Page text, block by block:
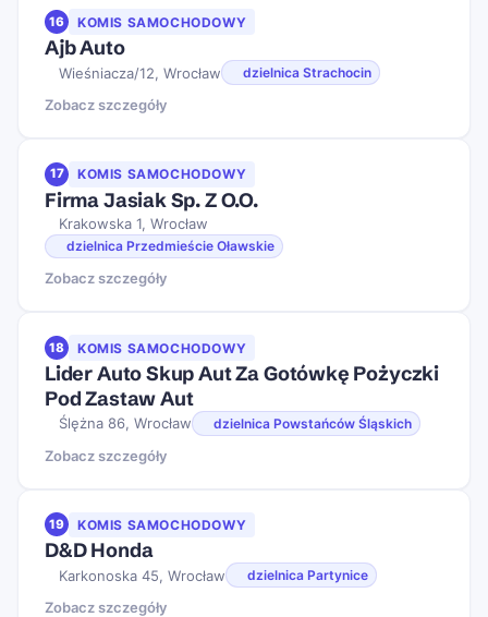
16 KOMIS SAMOCHODOWY
Ajb Auto
Wieśniacza/12, Wrocław dzielnica Strachocin
Zobacz szczegóły
17 KOMIS SAMOCHODOWY
Firma Jasiak Sp. Z O.O.
Krakowska 1, Wrocław
dzielnica Przedmieście Oławskie
Zobacz szczegóły
18 KOMIS SAMOCHODOWY
Lider Auto Skup Aut Za Gotówkę Pożyczki
Pod Zastaw Aut
Ślężna 86, Wrocław dzielnica Powstańców Śląskich
Zobacz szczegóły
19 KOMIS SAMOCHODOWY
D&D Honda
Karkonoska 45, Wrocław dzielnica Partynice
Zobacz szczegóły